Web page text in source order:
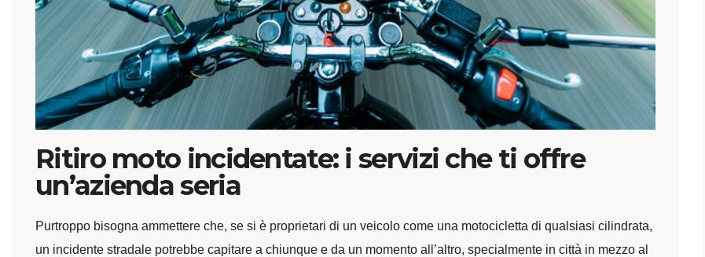
Ritiro moto incidentate: i servizi che ti offre
un’azienda seria
Purtroppo bisogna ammettere che, se si è proprietari di un veicolo come una motocicletta di qualsiasi cilindrata,
un incidente stradale potrebbe capitare a chiunque e da un momento all’altro, specialmente in città in mezzo al